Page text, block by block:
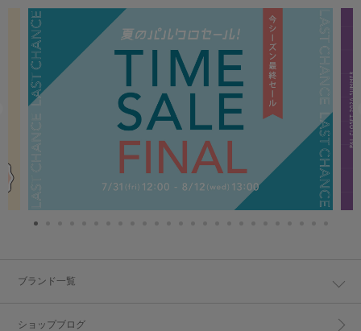
ブランド一覧
ショップブログ